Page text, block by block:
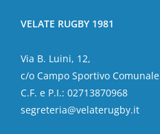
VELATE RUGBY 1981
Via B. Luini, 12,
c/o Campo Sportivo Comunale
C.F. e P.I.: 02713870968
segreteria@velaterugby.it